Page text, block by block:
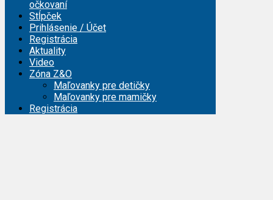
očkovaní
Stĺpček
Prihlásenie / Účet
Registrácia
Aktuality
Video
Zóna Z&O
Maľovanky pre detičky
Maľovanky pre mamičky
Registrácia